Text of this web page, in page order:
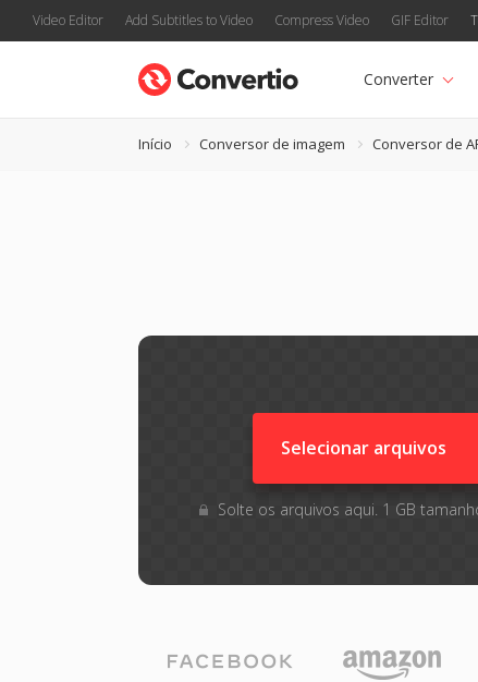
Video Editor Add Subtitles to Video Compress Video GIF Editor
Converter
Início Conversor de imagem Conversor de
Selecionar arquivos
Solte os arquivos aqui. 1 GB